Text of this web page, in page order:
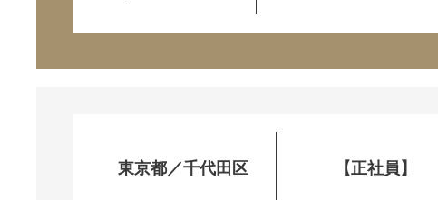
東京都／千代田区 【正社員】